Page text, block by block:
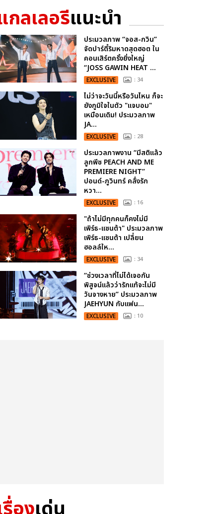
กลเลอรีแนะนำ
ประมวลภาพ “จอส-กวิน”
จัดปาร์ตี้ริมหาดสุดฮอต ใน
คอนเสิร์ตครั้งยิ่งใหญ่
“JOSS GAWIN HEAT ...
EXCLUSIVE : 34
ไม่ว่าจะวันนี้หรือวันไหน ก็จะ
ยังภูมิใจในตัว "แจบอม"
เหมือนเดิม! ประมวลภาพ
JA...
EXCLUSIVE : 28
ประมวลภาพงาน “มีสติแล้ว
ลูกพีช PEACH AND ME
PREMIERE NIGHT”
ปอนด์-ภูวินทร์ คลั่งรัก
หวา...
EXCLUSIVE : 16
"ถ้าไม่มีทุกคนก็คงไม่มี
เพิร์ธ-แซนต้า" ประมวลภาพ
เพิร์ธ-แซนต้า เปลี่ยน
ฮอลล์ให...
EXCLUSIVE : 34
“ช่วงเวลาที่ไม่ได้เจอกัน
พิสูจน์แล้วว่ารักแท้จะไม่มี
วันจางหาย” ประมวลภาพ
JAEHYUN กับแฟน...
EXCLUSIVE : 10